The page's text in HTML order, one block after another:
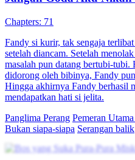
Cinta Setelah Nikah
80 Episodes
Cindy menikahi Hendy demi
mencintai orang lain. Saat Cindy
me...Tonton Cinta Setelah Nikah
lebih banyak drama populer.
PerkotaanCinta Setelah